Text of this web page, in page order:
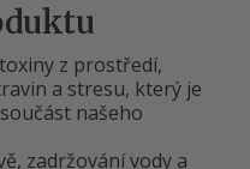
z prostředí,
a stresu, který je
našeho
zadržování vody a